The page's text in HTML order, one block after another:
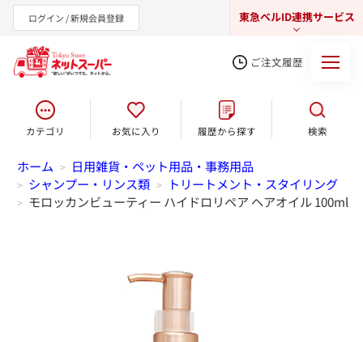
ログイン / 新規会員登録 東急ベルID連携サービス
東急オンラインショップ
ご注文履歴
カテゴリ お気に入り 履歴から探す 検索
ホーム > 日用雑貨・ペット用品・事務用品
> シャンプー・リンス類 > トリートメント・スタイリング
> モロッカンビューティー ハイドロリペア ヘアオイル 100ml